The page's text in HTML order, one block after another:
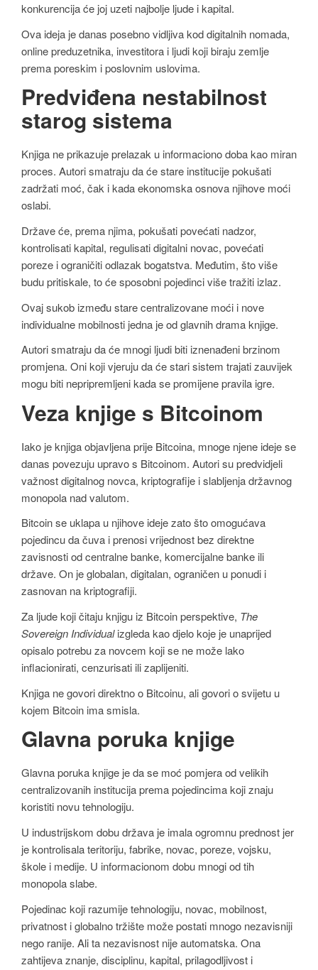
konkurencija će joj uzeti najbolje ljude i kapital.
Ova ideja je danas posebno vidljiva kod digitalnih nomada,
online preduzetnika, investitora i ljudi koji biraju zemlje
prema poreskim i poslovnim uslovima.
Predviđena nestabilnost
starog sistema
Knjiga ne prikazuje prelazak u informaciono doba kao miran
proces. Autori smatraju da će stare institucije pokušati
zadržati moć, čak i kada ekonomska osnova njihove moći
oslabi.
Države će, prema njima, pokušati povećati nadzor,
kontrolisati kapital, regulisati digitalni novac, povećati
poreze i ograničiti odlazak bogatstva. Međutim, što više
budu pritiskale, to će sposobni pojedinci više tražiti izlaz.
Ovaj sukob između stare centralizovane moći i nove
individualne mobilnosti jedna je od glavnih drama knjige.
Autori smatraju da će mnogi ljudi biti iznenađeni brzinom
promjena. Oni koji vjeruju da će stari sistem trajati zauvijek
mogu biti nepripremljeni kada se promijene pravila igre.
Veza knjige s Bitcoinom
Iako je knjiga objavljena prije Bitcoina, mnoge njene ideje se
danas povezuju upravo s Bitcoinom. Autori su predvidjeli
važnost digitalnog novca, kriptografije i slabljenja državnog
monopola nad valutom.
Bitcoin se uklapa u njihove ideje zato što omogućava
pojedincu da čuva i prenosi vrijednost bez direktne
zavisnosti od centralne banke, komercijalne banke ili
države. On je globalan, digitalan, ograničen u ponudi i
zasnovan na kriptografiji.
Za ljude koji čitaju knjigu iz Bitcoin perspektive, The
Sovereign Individualizgleda kao djelo koje je unaprijed
opisalo potrebu za novcem koji se ne može lako
inflacionirati, cenzurisati ili zaplijeniti.
Knjiga ne govori direktno o Bitcoinu, ali govori o svijetu u
kojem Bitcoin ima smisla.
Glavna poruka knjige
Glavna poruka knjige je da se moć pomjera od velikih
centralizovanih institucija prema pojedincima koji znaju
koristiti novu tehnologiju.
U industrijskom dobu država je imala ogromnu prednost jer
je kontrolisala teritoriju, fabrike, novac, poreze, vojsku,
škole i medije. U informacionom dobu mnogi od tih
monopola slabe.
Pojedinac koji razumije tehnologiju, novac, mobilnost,
privatnost i globalno tržište može postati mnogo nezavisniji
nego ranije. Ali ta nezavisnost nije automatska. Ona
zahtijeva znanje, disciplinu, kapital, prilagodljivost i